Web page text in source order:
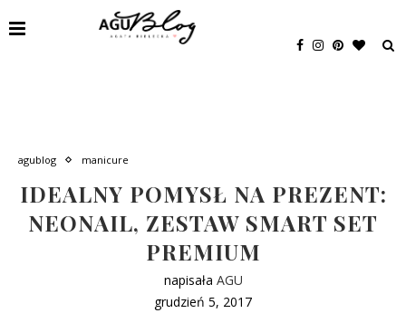
agublog manicure
IDEALNY POMYSŁ NA PREZENT:
NEONAIL, ZESTAW SMART SET
PREMIUM
napisała AGU
grudzień 5, 2017